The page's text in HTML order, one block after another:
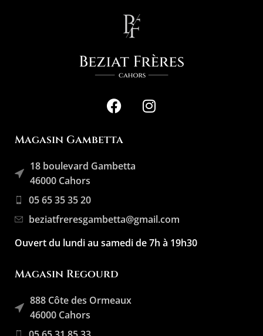
Magasin Gambetta
18 boulevard Gambetta
46000 Cahors
05 65 35 35 20
beziatfreresgambetta@gmail.com
Ouvert du lundi au samedi de 7h à 19h30
Magasin Regourd
888 Côte des Ormeaux
46000 Cahors